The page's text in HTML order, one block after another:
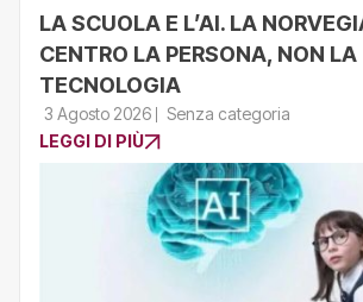
LA SCUOLA E L’AI. LA
CENTRO LA PERSONA, NON LA
TECNOLOGIA
3 Agosto 2026
Senza categoria
LEGGI DI PIÙ